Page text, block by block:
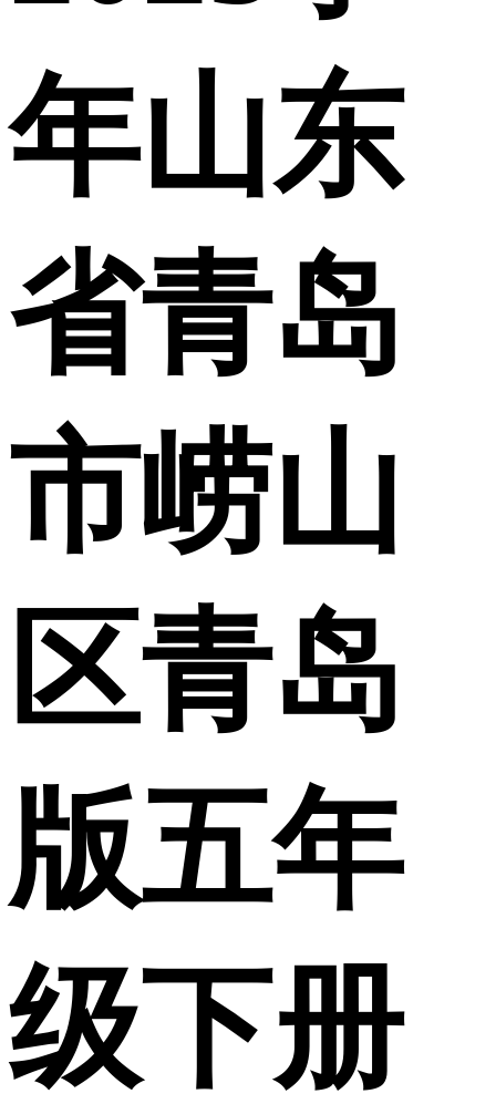
年山东
省青岛
市崂山
区青岛
版五年
级下册